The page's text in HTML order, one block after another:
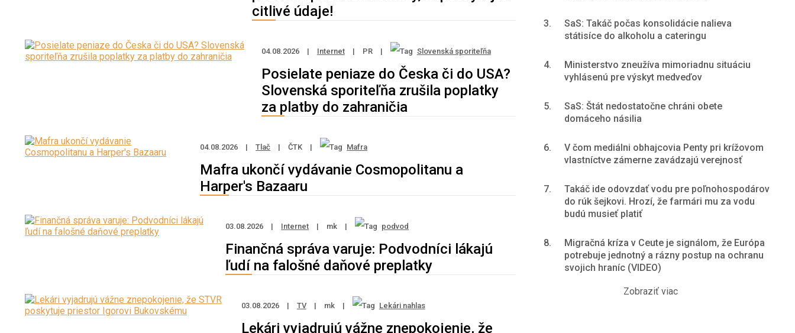
citlivé údaje!
04.08.2026 | Internet | PR | Slovenská sporiteľňa
Posielate peniaze do Česka či do USA?
Slovenská sporiteľňa zrušila poplatky
za platby do zahraničia
04.08.2026 | Tlač | ČTK | Mafra
Mafra ukončí vydávanie Cosmopolitanu a
Harper's Bazaaru
03.08.2026 | Internet | mk | podvod
Finančná správa varuje: Podvodníci lákajú
ľudí na falošné daňové preplatky
03.08.2026 | TV | mk | Lekári nahlas
Lekári vyjadrujú vážne znepokojenie, že
3.
SaS: Takáč počas konsolidácie nalieva
státisíce do alkoholu a cateringu
4.
Ministerstvo zneužíva mimoriadnu situáciu
vyhlásenú pre výskyt medveďov
5.
SaS: Štát nedostatočne chráni obete
domáceho násilia
6.
V čom mediálni obhajcovia Penty pri krížovom
vlastníctve zámerne zavádzajú verejnosť
7.
Takáč ide odovzdať vodu pre poľnohospodárov
do rúk šejkovi. Hrozí, že farmári mu za vodu
budú musieť platiť
8.
Migračná kríza v Ceute je signálom, že Európa
potrebuje jednotný a rázny postup na ochranu
svojich hraníc (VIDEO)
Zobraziť viac